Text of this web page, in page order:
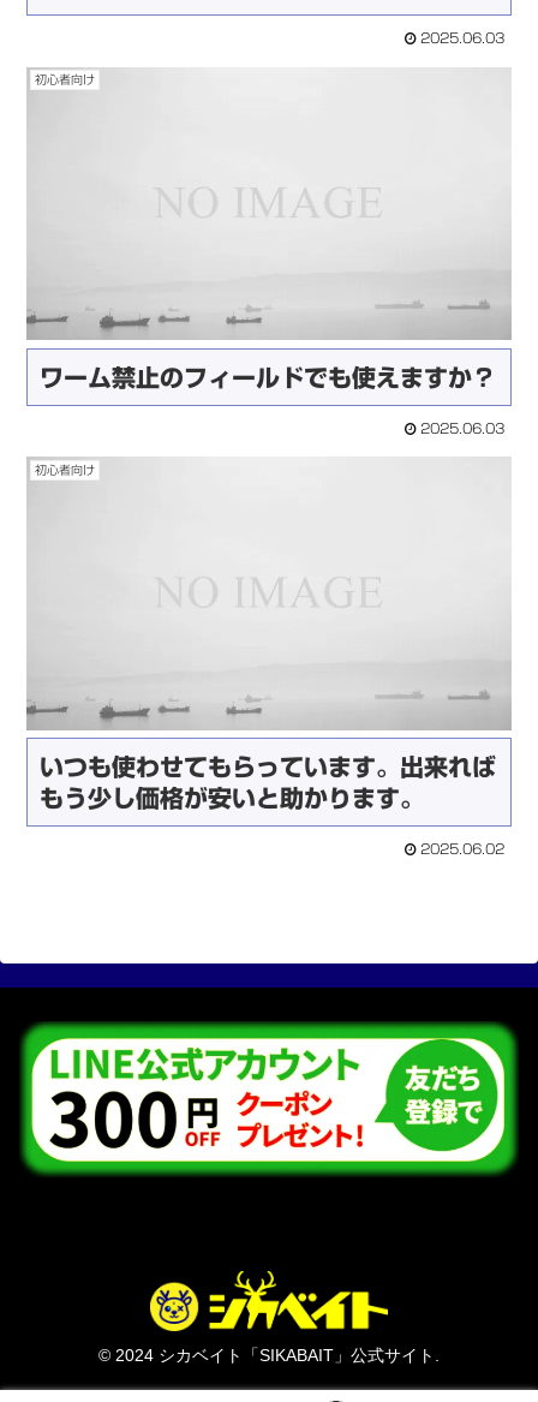
2025.06.03
初心者向け
ワーム禁止のフィールドでも使えますか？
2025.06.03
初心者向け
いつも使わせてもらっています。出来れば
もう少し価格が安いと助かります。
2025.06.02
© 2024 シカベイト「SIKABAIT」公式サイト.